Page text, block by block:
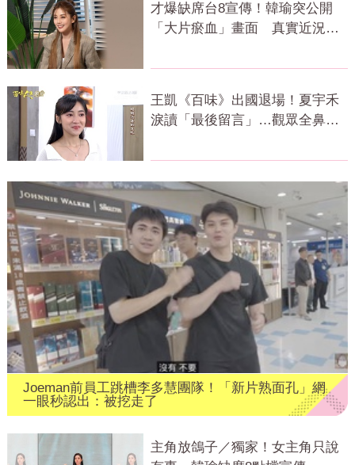
才爆缺席台8宣傳！韓瑜突公開
「大片瘀血」畫面 真實近況曝
王凱《百味》出國退場！夏宇禾
淚讀「最後留言」…觀眾全鼻
Joeman前員工跳槽李多慧團隊！「新片熟面孔」網
一眼秒認出：被挖走了
主角放鴿子／獨家！女主角只說